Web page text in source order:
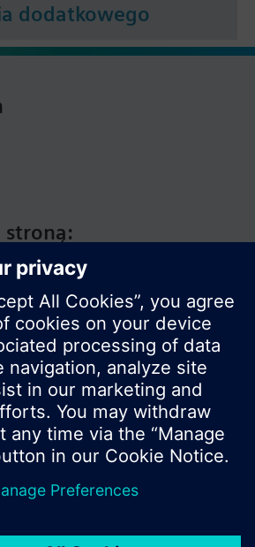
dodatkowego
stroną:
Ltd. 2020
ceny mogą się różnić w